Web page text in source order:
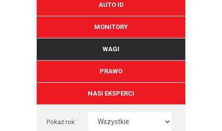
AUTO ID
MONITORY
WAGI
PRAWO
NASI EKSPERCI
Pokaż rok: